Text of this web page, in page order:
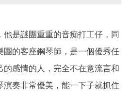
是謎團重重的音痴打工仔，同
團的客座鋼琴師，是一個優秀任
的感情的人，完全不在意流言和
演奏非常優美，能一下子就抓住